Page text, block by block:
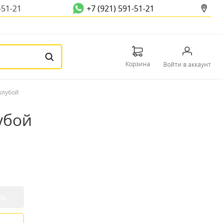
21 +7 (921) 591-51-21
Корзина Войти в аккаунт